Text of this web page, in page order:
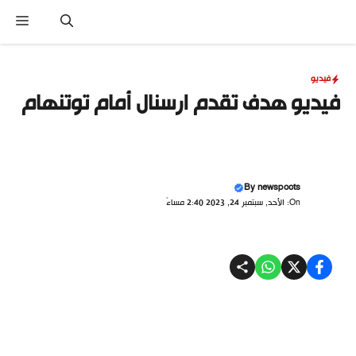
المحتوى
فيديو
فيديو هدف تقدم ارسنال أمام توتنهام
Bynewspoots
On: الأحد, سبتمبر 24, 2023 2:40 مساءً